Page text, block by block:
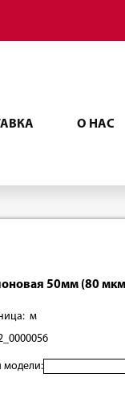
О НАС
50мм (80
м
модели: